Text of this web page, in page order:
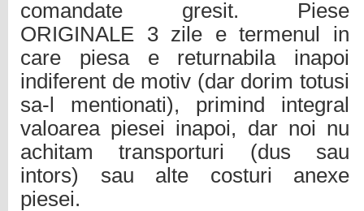
comandate gresit. Piese
ORIGINALE 3 zile e termenul in
care piesa e returnabila inapoi
indiferent de motiv (dar dorim totusi
sa-l mentionati), primind integral
valoarea piesei inapoi, dar noi nu
achitam transporturi (dus sau
intors) sau alte costuri anexe
piesei.